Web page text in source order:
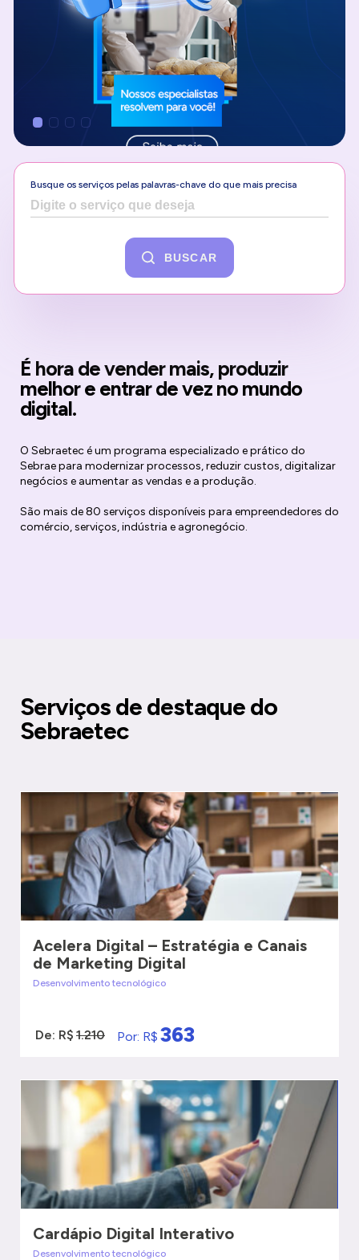
Busque os serviços pelas palavras-chave do que mais precisa
BUSCAR
É hora de vender mais, produzir
melhor e entrar de vez no mundo
digital.
O Sebraetec é um programa especializado e prático do
Sebrae para modernizar processos, reduzir custos, digitalizar
negócios e aumentar as vendas e a produção.
São mais de 80 serviços disponíveis para empreendedores do
comércio, serviços, indústria e agronegócio.
Serviços de destaque do
Sebraetec
Acelera Digital – Estratégia e Canais
de Marketing Digital
Desenvolvimento tecnológico
De: R$ 1.210 Por: R$ 363
QUERO SER ATENDIDO VER MAIS
Cardápio Digital Interativo
Desenvolvimento tecnológico